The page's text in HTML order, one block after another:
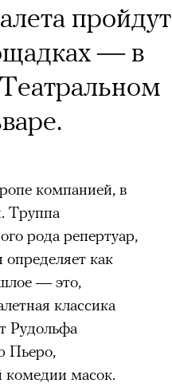
пройдут
— в
компанией, в
Труппа
рода репертуар,
как
— это,
классика
Рудольфа
Пьеро,
комедии масок.